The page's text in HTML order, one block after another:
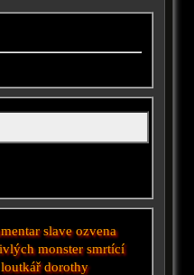
slave ozvena
monster smrtící
loutkář dorothy